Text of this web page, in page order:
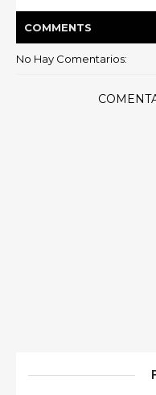
COMMENTS
No Hay Comentarios: